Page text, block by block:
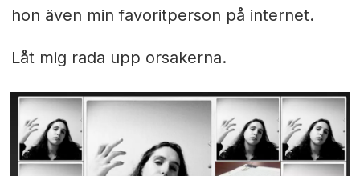
hon även min favoritperson på internet.
Låt mig rada upp orsakerna.